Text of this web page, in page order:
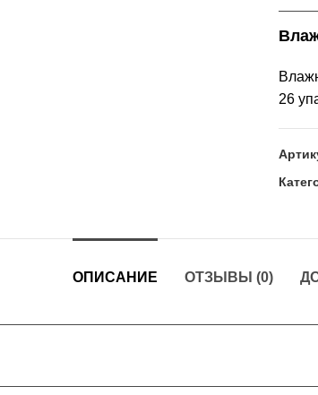
26
ОПИСАНИЕ ОТЗЫВЫ (0)